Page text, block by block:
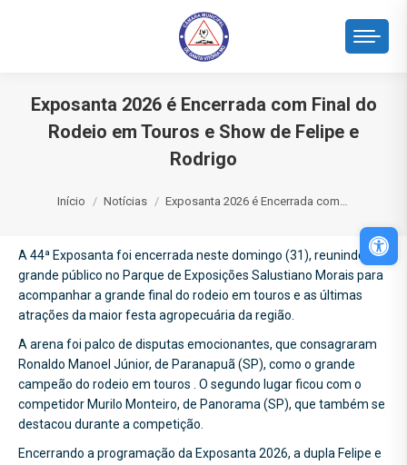
Exposanta 2026 é Encerrada com Final do
Rodeio em Touros e Show de Felipe e
Rodrigo
Início Notícias Exposanta 2026 é Encerrada com…
A 44ª Exposanta foi encerrada neste domingo (31), reunindo
grande público no Parque de Exposições Salustiano Morais para
acompanhar a grande final do rodeio em touros e as últimas
atrações da maior festa agropecuária da região.
A arena foi palco de disputas emocionantes, que consagraram
Ronaldo Manoel Júnior, de Paranapuã (SP), como o grande
campeão do rodeio em touros . O segundo lugar ficou com o
competidor Murilo Monteiro, de Panorama (SP), que também se
destacou durante a competição.
Encerrando a programação da Exposanta 2026, a dupla Felipe e